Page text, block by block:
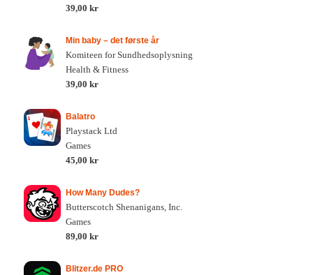
39,00 kr
Min baby – det første år
Komiteen for Sundhedsoplysning
Health & Fitness
39,00 kr
Balatro
Playstack Ltd
Games
45,00 kr
How Many Dudes?
Butterscotch Shenanigans, Inc.
Games
89,00 kr
Blitzer.de PRO